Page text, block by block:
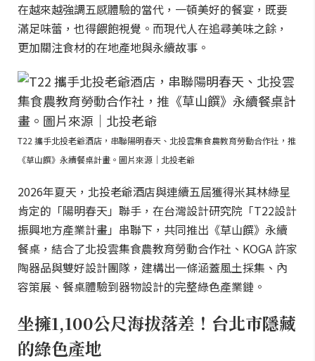
在越來越強調五感體驗的當代，一頓美好的餐宴，既要
滿足味蕾，也得餵飽視覺。而現代人在追尋美味之餘，
更加關注食材的在地產地與永續故事。
T22 攜手北投老爺酒店，串聯陽明春天、北投雲集食農教育勞動合作社，推
《草山饌》永續餐桌計畫。圖片來源｜北投老爺
2026年夏天，北投老爺酒店與連續五屆獲得米其林綠星
肯定的「陽明春天」聯手，在台灣設計研究院「T22設計
振興地方產業計畫」串聯下，共同推出《草山饌》永續
餐桌，結合了北投雲集食農教育勞動合作社、KOGA 許家
陶器品與雙好設計團隊，建構出一條涵蓋風土採集、內
容策展、餐桌體驗到器物設計的完整綠色產業鏈。
坐擁1,100公尺海拔落差！台北市隱藏
的綠色產地